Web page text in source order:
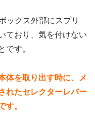
ックス外部にスプリ
ており、気を付けない
です。
体を取り出す時に、メ
れたセレクターレバー
す。